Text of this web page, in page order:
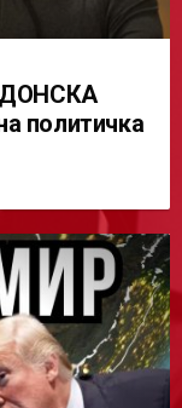
политичка